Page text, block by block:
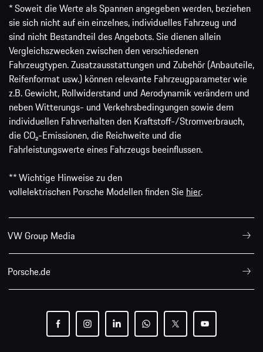
* Soweit die Werte als Spannen angegeben werden, beziehen
sie sich nicht auf ein einzelnes, individuelles Fahrzeug und
sind nicht Bestandteil des Angebots. Sie dienen allein
Vergleichszwecken zwischen den verschiedenen
Fahrzeugtypen. Zusatzausstattungen und Zubehör (Anbauteile,
Reifenformat usw.) können relevante Fahrzeugparameter wie
z.B. Gewicht, Rollwiderstand und Aerodynamik verändern und
neben Witterungs- und Verkehrsbedingungen sowie dem
individuellen Fahrverhalten den Kraftstoff-/Stromverbrauch,
die CO₂-Emissionen, die Reichweite und die
Fahrleistungswerte eines Fahrzeugs beeinflussen.
** Wichtige Hinweise zu den
vollelektrischen Porsche Modellen finden Sie hier.
VW Group Media
Porsche.de